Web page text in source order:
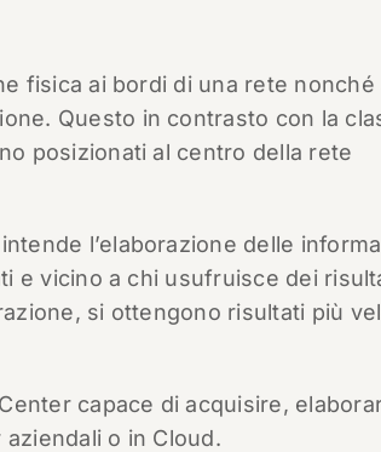
fisica ai bordi di una rete nonché
Questo in contrasto con la
posizionati al centro della rete
l’elaborazione delle
e vicino a chi usufruisce dei
si ottengono risultati più
capace di acquisire,
o in Cloud.